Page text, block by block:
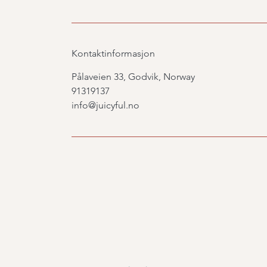
Kontaktinformasjon
Pålaveien 33, Godvik, Norway
91319137
info@juicyful.no